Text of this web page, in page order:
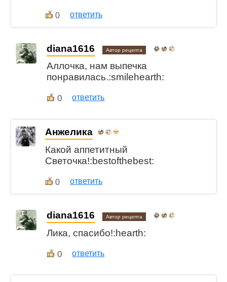
0 ответить
diana1616 Автор рецепта
Аллочка, нам выпечка
понравилась.:smilehearth:
0 ответить
Анжелика
Какой аппетитный
Светочка!:bestofthebest:
0 ответить
diana1616 Автор рецепта
Лика, спасибо!:hearth:
0 ответить